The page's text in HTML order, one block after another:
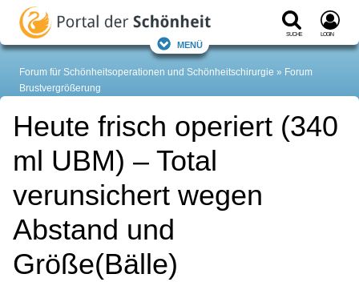
Suche Login
Menü
Forum für Schönheitsoperationen und Schönheitschirurgie
Forum
Brustvergrößerung
Heute frisch operiert (340
ml UBM) – Total
verunsichert wegen
Abstand und
Größe(Bälle)